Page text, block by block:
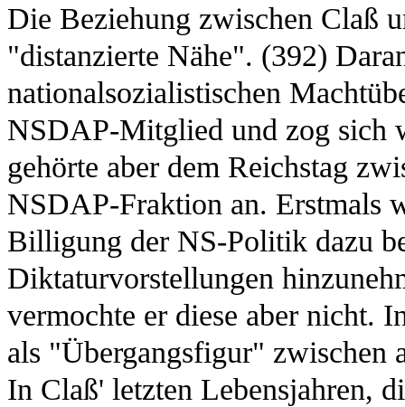
Die Beziehung zwischen Claß
"distanzierte Nähe". (392)
nationalsozialistischen
NSDAP-Mitglied und zog sich
gehörte aber dem Reichstag
NSDAP-Fraktion an. Erstmals
Billigung der NS-Politik dazu
Diktaturvorstellungen
vermochte er diese aber nicht.
als "Übergangsfigur" zwischen
In Claß' letzten Lebensjahren,